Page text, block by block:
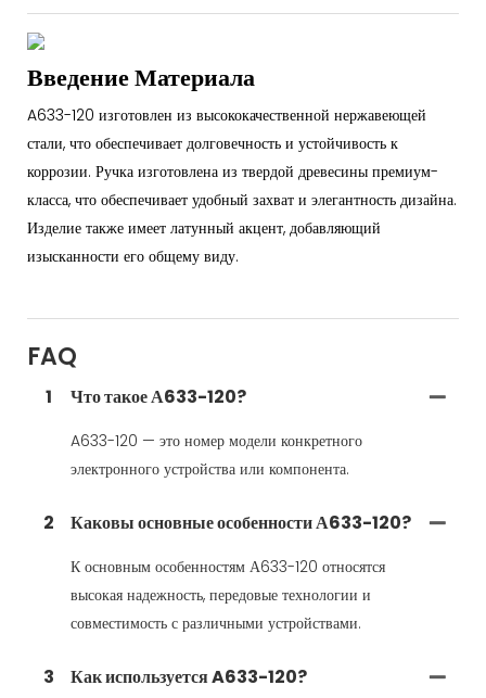
Введение Материала
A633-120 изготовлен из высококачественной нержавеющей
стали, что обеспечивает долговечность и устойчивость к
коррозии. Ручка изготовлена ​​из твердой древесины премиум-
класса, что обеспечивает удобный захват и элегантность дизайна.
Изделие также имеет латунный акцент, добавляющий
изысканности его общему виду.
FAQ
1 Что такое А633-120?
A633-120 — это номер модели конкретного
электронного устройства или компонента.
2 Каковы основные особенности А633-120?
К основным особенностям А633-120 относятся
высокая надежность, передовые технологии и
совместимость с различными устройствами.
3 Как используется A633-120?